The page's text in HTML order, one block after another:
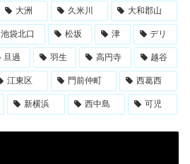
大洲 久米川 大和郡山
池袋北口 松坂 津 デリ
旦過 羽生 高円寺 越谷
江東区 門前仲町 西葛西
新横浜 西中島 可児